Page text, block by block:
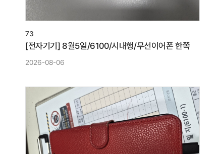
73
[전자기기] 8월5일/6100/시내행/무선이어폰 한쪽
2026-08-06